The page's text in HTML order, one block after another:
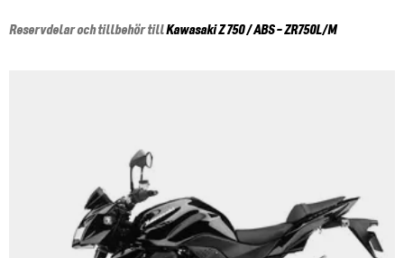
Reservdelar och tillbehör tillKawasakiZ 750 / ABS - ZR750L/M